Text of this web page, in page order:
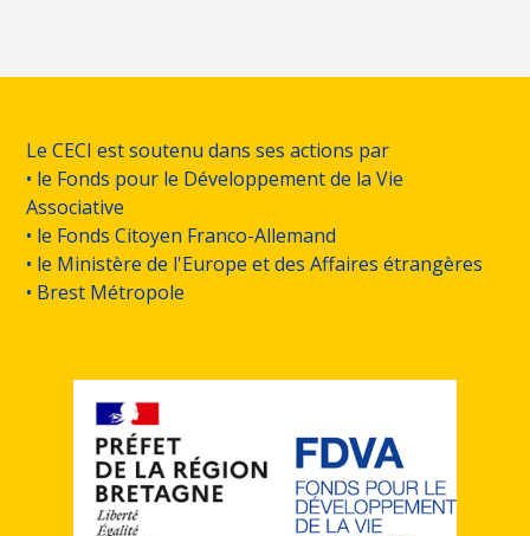
Le CECI est soutenu dans ses actions par
• le Fonds pour le Développement de la Vie
Associative
• le Fonds Citoyen Franco-Allemand
• le Ministère de l'Europe et des Affaires étrangères
• Brest Métropole